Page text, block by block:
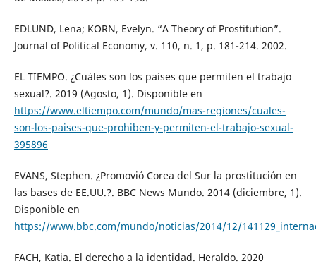
EDLUND, Lena; KORN, Evelyn. “A Theory of Prostitution”.
Journal of Political Economy, v. 110, n. 1, p. 181-214. 2002.
EL TIEMPO. ¿Cuáles son los países que permiten el trabajo
sexual?. 2019 (Agosto, 1). Disponible en
https://www.eltiempo.com/mundo/mas-regiones/cuales-
son-los-paises-que-prohiben-y-permiten-el-trabajo-sexual-
395896
EVANS, Stephen. ¿Promovió Corea del Sur la prostitución en
las bases de EE.UU.?. BBC News Mundo. 2014 (diciembre, 1).
Disponible en
https://www.bbc.com/mundo/noticias/2014/12/
FACH, Katia. El derecho a la identidad. Heraldo. 2020